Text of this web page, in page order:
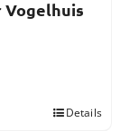
Vogelhuis
Details